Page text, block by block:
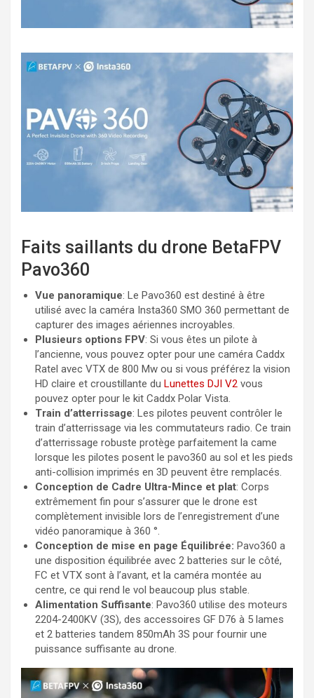
Faits saillants du drone BetaFPV
Pavo360
Vue panoramique: Le Pavo360 est destiné à être
utilisé avec la caméra Insta360 SMO 360 permettant de
capturer des images aériennes incroyables.
Plusieurs options FPV: Si vous êtes un pilote à
l’ancienne, vous pouvez opter pour une caméra Caddx
Ratel avec VTX de 800 Mw ou si vous préférez la vision
HD claire et croustillante du Lunettes DJI V2 vous
pouvez opter pour le kit Caddx Polar Vista.
Train d’atterrissage: Les pilotes peuvent contrôler le
train d’atterrissage via les commutateurs radio. Ce train
d’atterrissage robuste protège parfaitement la came
lorsque les pilotes posent le pavo360 au sol et les pieds
anti-collision imprimés en 3D peuvent être remplacés.
Conception de Cadre Ultra-Mince et plat: Corps
extrêmement fin pour s’assurer que le drone est
complètement invisible lors de l’enregistrement d’une
vidéo panoramique à 360 °.
Conception de mise en page Équilibrée: Pavo360 a
une disposition équilibrée avec 2 batteries sur le côté,
FC et VTX sont à l’avant, et la caméra montée au
centre, ce qui rend le vol beaucoup plus stable.
Alimentation Suffisante: Pavo360 utilise des moteurs
2204-2400KV (3S), des accessoires GF D76 à 5 lames
et 2 batteries tandem 850mAh 3S pour fournir une
puissance suffisante au drone.